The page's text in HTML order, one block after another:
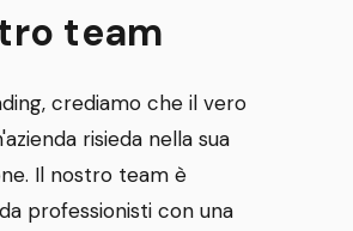
team
crediamo che il vero
risieda nella sua
Il nostro team è
professionisti con una